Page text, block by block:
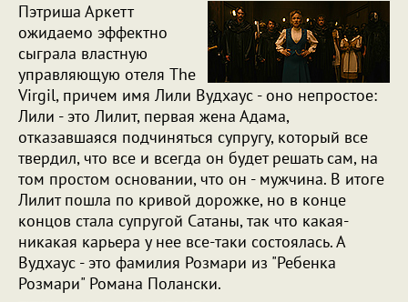
Пэтриша Аркетт
ожидаемо эффектно
сыграла властную
управляющую отеля The
Virgil, причем имя Лили Вудхаус - оно непростое:
Лили - это Лилит, первая жена Адама,
отказавшаяся подчиняться супругу, который все
твердил, что все и всегда он будет решать сам, на
том простом основании, что он - мужчина. В итоге
Лилит пошла по кривой дорожке, но в конце
концов стала супругой Сатаны, так что какая-
никакая карьера у нее все-таки состоялась. А
Вудхаус - это фамилия Розмари из "Ребенка
Розмари" Романа Полански.